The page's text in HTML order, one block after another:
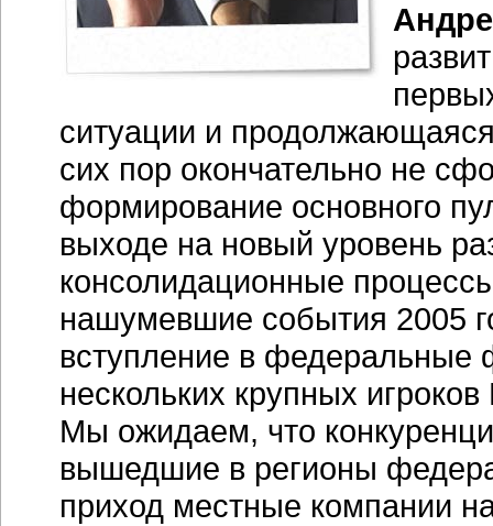
ситуации и
сих пор окончательно не
формирование основного
выходе на новый уровень
консолидационные
нашумевшие события 2005
вступление в федеральные
нескольких крупных
Мы ожидаем, что
вышедшие в регионы
приход местные компании